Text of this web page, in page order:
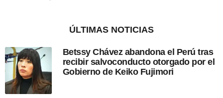
n
d
s
d
e
ÚLTIMAS NOTICIAS
Betssy Chávez abandona el Perú tras
recibir salvoconducto otorgado por el
Gobierno de Keiko Fujimori